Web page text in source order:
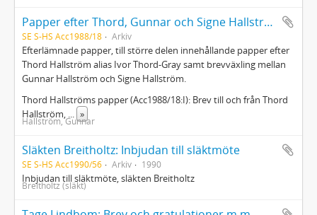
Papper efter Thord, Gunnar och Signe Hallström
SE S-HS Acc1988/18 Arkiv
Efterlämnade papper, till större delen innehållande papper efter
Thord Hallström alias Ivor Thord-Gray samt brevväxling mellan
Gunnar Hallström och Signe Hallström.
Thord Hallströms papper (Acc1988/18:I): Brev till och från Thord
Hallström, ... »
Hallström, Gunnar
Släkten Breitholtz: Inbjudan till släktmöte
SE S-HS Acc1990/56 Arkiv 1990
Inbjudan till släktmöte, släkten Breitholtz
Breitholtz (släkt)